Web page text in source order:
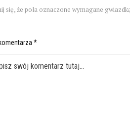
się, że pola oznaczone wymagane
*